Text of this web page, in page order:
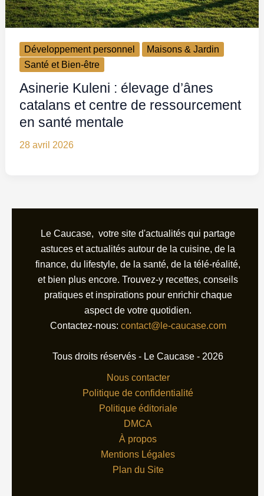
Développement personnel
Maisons & Jardin
Santé et Bien-être
Asinerie Kuleni : élevage d’ânes
catalans et centre de ressourcement
en santé mentale
28 avril 2026
Le Caucase, votre site d'actualités qui partage
astuces et actualités autour de la cuisine, de la
finance, du lifestyle, de la santé, de la télé-réalité,
et bien plus encore. Trouvez-y recettes, conseils
pratiques et inspirations pour enrichir chaque
aspect de votre quotidien.
Contactez-nous: contact@le-caucase.com
Tous droits réservés - Le Caucase - 2026
Nous contacter
Politique de confidentialité
Politique éditoriale
DMCA
À propos
Mentions Légales
Plan du Site